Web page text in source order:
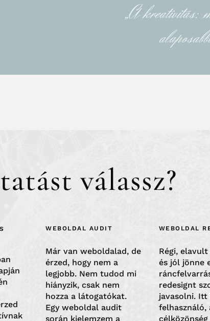
„A kreativitás:
válassz?
WEBOLDAL AUDIT
Már van weboldalad, de
érzed, hogy nem a
legjobb. Nem tudod mi
hiányzik, csak nem
hozza a látogatókat.
Egy weboldal audit
során kielemzem a
WEBOLDAL
Régi,
és jól jönne
redesignt
javasolni. Itt
felhasználó,
célközönség